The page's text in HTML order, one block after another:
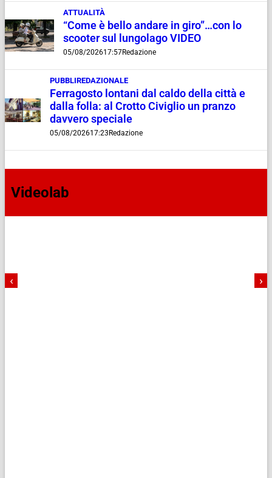
ATTUALITÀ
“Come è bello andare in giro”…con lo
scooter sul lungolago VIDEO
05/08/202617:57Redazione
PUBBLIREDAZIONALE
Ferragosto lontani dal caldo della città e
dalla folla: al Crotto Civiglio un pranzo
davvero speciale
05/08/202617:23 Redazione
Videolab
‹ ›